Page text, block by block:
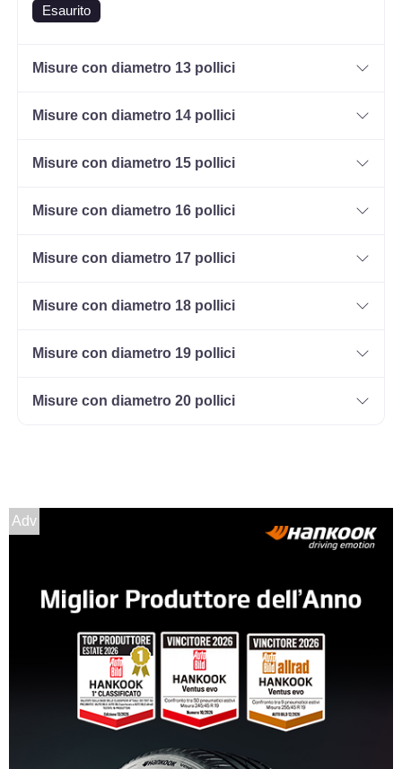
Esaurito
Misure con diametro 13 pollici
Misure con diametro 14 pollici
Misure con diametro 15 pollici
Misure con diametro 16 pollici
Misure con diametro 17 pollici
Misure con diametro 18 pollici
Misure con diametro 19 pollici
Misure con diametro 20 pollici
Adv